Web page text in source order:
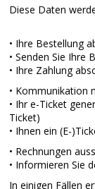
Diese Daten
• Ihre Bestellung
• Senden Sie Ihre
• Ihre Zahlung
• Kommunikation
• Ihr e-Ticket
Ticket)
• Ihnen ein (E-
• Rechnungen
• Informieren Sie
In einigen Fällen